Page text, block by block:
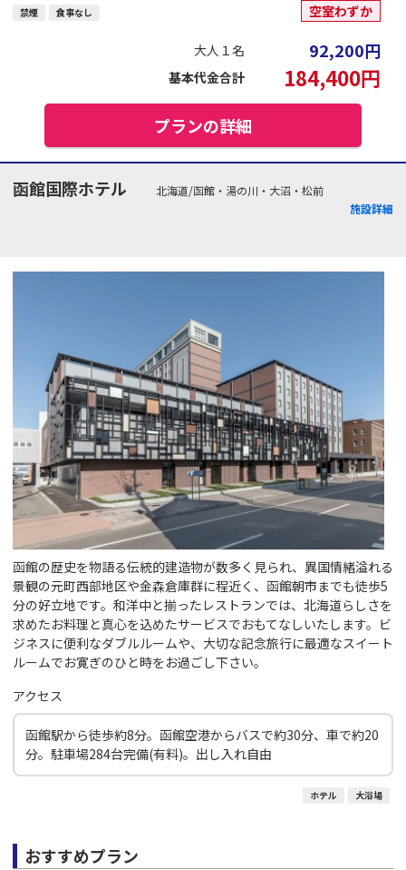
禁煙 食事なし 空室わずか
大人１名 92,200円
基本代金合計 184,400円
プランの詳細
函館国際ホテル
北海道/函館・湯の川・大沼・松前
施設詳細
函館の歴史を物語る伝統的建造物が数多く見られ、異国情緒溢れる
景観の元町西部地区や金森倉庫群に程近く、函館朝市までも徒歩5
分の好立地です。和洋中と揃ったレストランでは、北海道らしさを
求めたお料理と真心を込めたサービスでおもてなしいたします。ビ
ジネスに便利なダブルルームや、大切な記念旅行に最適なスイート
ルームでお寛ぎのひと時をお過ごし下さい。
アクセス
函館駅から徒歩約8分。函館空港からバスで約30分、車で約20
分。駐車場284台完備(有料)。出し入れ自由
ホテル 大浴場
おすすめプラン